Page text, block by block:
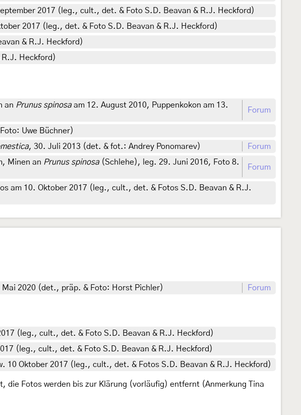
2017 (leg., cult., det. & Foto S.D. Beavan & R.J. Heckford)
2017 (leg., det. & Foto S.D. Beavan & R.J. Heckford)
& R.J. Heckford)
Heckford)
an Prunus spinosaam 12. August 2010, Puppenkokon am 13.
Forum
Uwe Büchner)
, 30. Juli 2013 (det. & fot.: Andrey Ponomarev)
Forum
Minen an Prunus spinosa(Schlehe), leg. 29. Juni 2016, Foto 8.
Forum
am 10. Oktober 2017 (leg., cult., det. & Fotos S.D. Beavan & R.J.
2020 (det., präp. & Foto: Horst Pichler) Forum
(leg., cult., det. & Foto S.D. Beavan & R.J. Heckford)
(leg., cult., det. & Foto S.D. Beavan & R.J. Heckford)
10 Oktober 2017 (leg., cult., det. & Fotos S.D. Beavan & R.J. Heckford)
die Fotos werden bis zur Klärung (vorläufig) entfernt (Anmerkung Tina